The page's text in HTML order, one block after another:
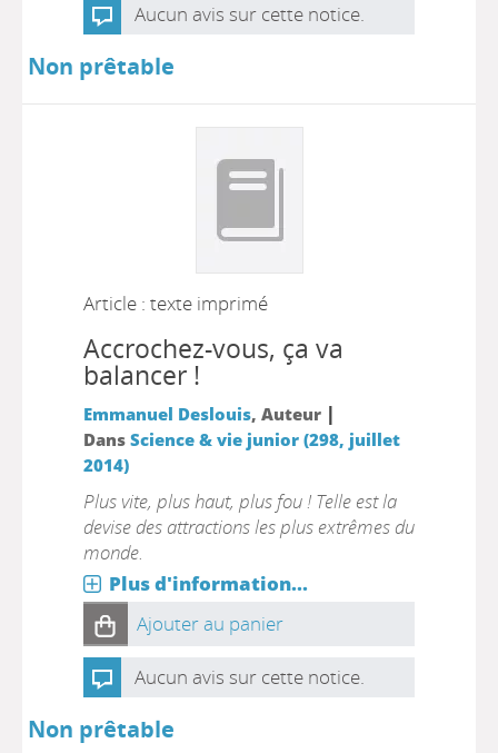
Aucun avis sur cette notice.
Non prêtable
Article : texte imprimé
Accrochez-vous, ça va
balancer !
Emmanuel Deslouis, Auteur |
Dans Science & vie junior (298, juillet
2014)
Plus vite, plus haut, plus fou ! Telle est la
devise des attractions les plus extrêmes du
monde.
Plus d'information...
Ajouter au panier
Aucun avis sur cette notice.
Non prêtable